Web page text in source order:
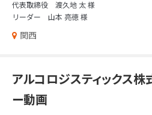
代表取締役 渡久地 太 様
リーダー 山本 亮徳 様
関西
アルコロジスティックス株
ー動画